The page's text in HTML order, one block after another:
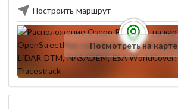
Построить маршрут
Посмотреть на карте